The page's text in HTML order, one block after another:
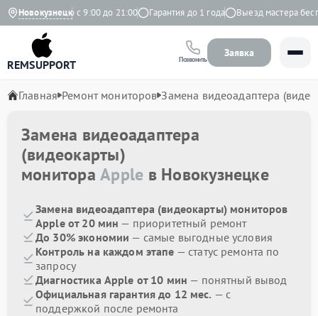
Новокузнецк
Ежедневно с 9:00 до 21:00 Гарантия до 1 года Выезд мастера
REMSUPPORT Позвонить
Заявка
Главная Ремонт мониторов Замена видеоадаптера
Замена видеоадаптера
(видеокарты)
монитораApple в Новокузнецке
Замена видеоадаптера (видеокарты) мониторов
Apple от 20 мин — приоритетный ремонт
До 30% экономии — самые выгодные условия
Контроль на каждом этапе — статус ремонта по
запросу
Диагностика Apple от 10 мин — понятный вывод
Официальная гарантия до 12 мес. — с
поддержкой после ремонта